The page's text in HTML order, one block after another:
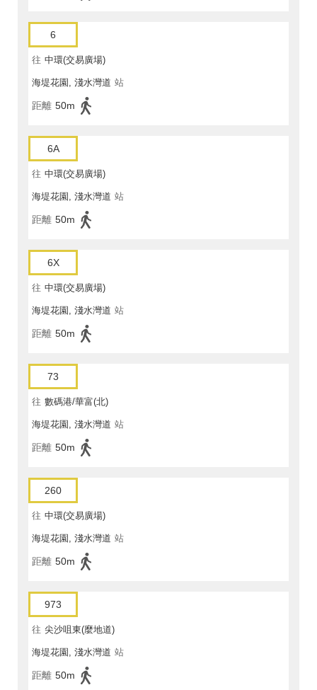
6
往 中環(交易廣場)
海堤花園, 淺水灣道 站
距離 50m
6A
往 中環(交易廣場)
海堤花園, 淺水灣道 站
距離 50m
6X
往 中環(交易廣場)
海堤花園, 淺水灣道 站
距離 50m
73
往 數碼港/華富(北)
海堤花園, 淺水灣道 站
距離 50m
260
往 中環(交易廣場)
海堤花園, 淺水灣道 站
距離 50m
973
往 尖沙咀東(麼地道)
海堤花園, 淺水灣道 站
距離 50m